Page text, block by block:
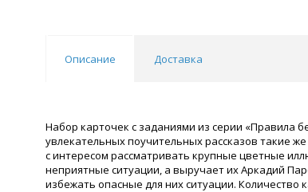
Описание Доставка
Набор карточек с заданиями из серии «Правила
увлекательных поучительных рассказов такие
с интересом рассматривать крупные цветные
неприятные ситуации, а выручает их Аркадий
избежать опасные для них ситуации. Количество